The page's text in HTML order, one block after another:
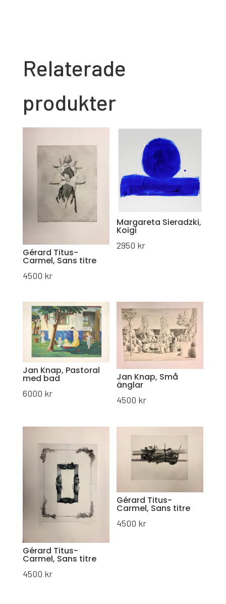
Relaterade
produkter
Gérard Titus-
Carmel, Sans titre
4500 kr
Margareta Sieradzki,
Koigi
2950 kr
Jan Knap, Pastoral
med bad
6000 kr
Jan Knap, Små
änglar
4500 kr
Gérard Titus-
Carmel, Sans titre
4500 kr
Gérard Titus-
Carmel, Sans titre
4500 kr